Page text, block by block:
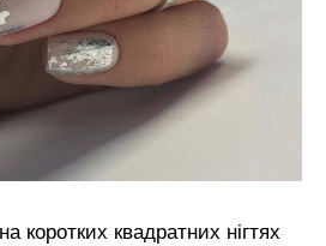
коротких квадратних нігтях